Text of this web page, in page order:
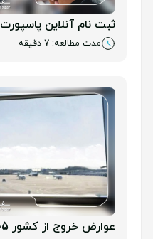
ثبت نام آنلاین پاسپورت
مدت مطالعه: 7 دقیقه
عوارض خروج از کشور 1405